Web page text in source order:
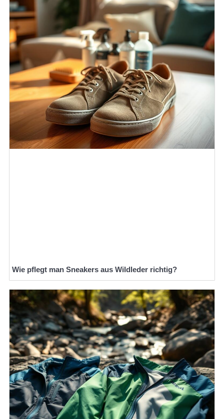
Wie pflegt man Sneakers aus Wildleder richtig?